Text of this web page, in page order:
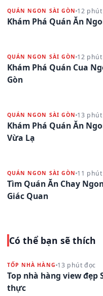
QUÁN NGON SÀI GÒN 12
Khám Phá Quán Ăn
QUÁN NGON SÀI GÒN 12
Khám Phá Quán Cua
Gòn
QUÁN NGON SÀI GÒN 13
Khám Phá Quán Ăn
Vừa Lạ
QUÁN NGON SÀI GÒN 11
Tìm Quán Ăn Chay
Giác Quan
Có thể bạn sẽ thích
TỐP NHÀ HÀNG 13 phút đọc
Top nhà hàng view đẹp
thực